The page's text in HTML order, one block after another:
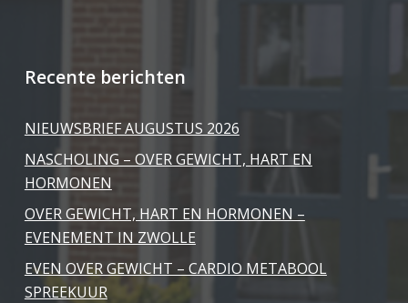
Recente berichten
NIEUWSBRIEF AUGUSTUS 2026
NASCHOLING – OVER GEWICHT, HART EN
HORMONEN
OVER GEWICHT, HART EN HORMONEN –
EVENEMENT IN ZWOLLE
EVEN OVER GEWICHT – CARDIO METABOOL
SPREEKUUR